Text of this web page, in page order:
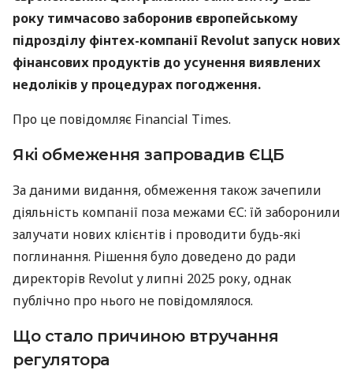
року тимчасово заборонив європейському
підрозділу фінтех-компанії Revolut запуск нових
фінансових продуктів до усунення виявлених
недоліків у процедурах погодження.
Про це повідомляє Financial Times.
Які обмеження запровадив ЄЦБ
За даними видання, обмеження також зачепили
діяльність компанії поза межами ЄС: їй заборонили
залучати нових клієнтів і проводити будь-які
поглинання. Рішення було доведено до ради
директорів Revolut у липні 2025 року, однак
публічно про нього не повідомлялося.
Що стало причиною втручання
регулятора